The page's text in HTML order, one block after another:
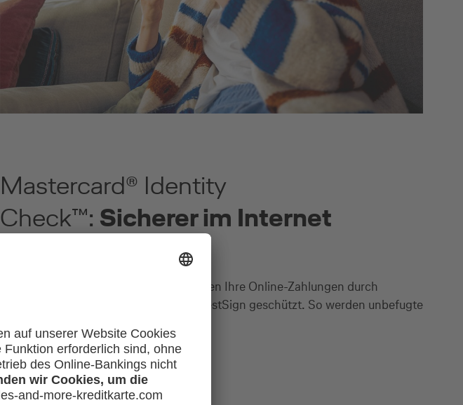
Mastercard® Identity
Check™: Sicherer im Internet
Mit Mastercard® Identity Check™ werden Ihre Online-Zahlungen durch
zusätzliche Verifizierungsschritte per BestSign geschützt. So werden unbefugte
Mehr erfahren